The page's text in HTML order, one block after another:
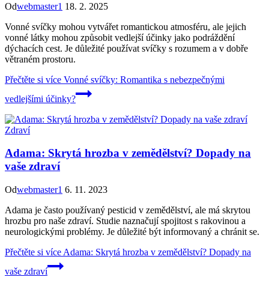
Odwebmaster1 18. 2. 2025
Vonné svíčky mohou vytvářet romantickou atmosféru, ale jejich
vonné látky mohou způsobit vedlejší účinky jako podráždění
dýchacích cest. Je důležité používat svíčky s rozumem a v dobře
větraném prostoru.
Přečtěte si více Vonné svíčky: Romantika s nebezpečnými
vedlejšími účinky?
Zdraví
Adama: Skrytá hrozba v zemědělství? Dopady na
vaše zdraví
Odwebmaster1 6. 11. 2023
Adama je často používaný pesticid v zemědělství, ale má skrytou
hrozbu pro naše zdraví. Studie naznačují spojitost s rakovinou a
neurologickými problémy. Je důležité být informovaný a chránit se.
Přečtěte si více Adama: Skrytá hrozba v zemědělství? Dopady na
vaše zdraví